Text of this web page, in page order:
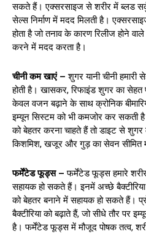
सकते हैं। एक्सरसाइज से शरीर में ब्लड
सेल्स निर्माण में मदद मिलती है।
होता है जो तनाव के कारण रिलीज होने
करने में मदद करता है।
चीनी कम खाएं – शुगर यानी चीनी
होती है। खासकर, रिफाइंड शुगर का सेहत
केवल वजन बढ़ाने के साथ क्रोनिक
इम्यून सिस्टम को भी कमजोर कर सकती
को बेहतर करना चाहते हैं तो डाइट से
किशमिश, खजूर और गुड़ का सेवन सीमित
फर्मेंटेड फूड्स – फर्मेंटेड फूड्स हमारे
सहायक हो सकते हैं। इनमें अच्छे बैक्टीरिया
को बेहतर बनाने में सहायक हो सकते हैं।
बैक्टीरिया को बढ़ाते हैं, जो सीधे तौर पर
है। फर्मेंटेड फूड्स में मौजूद पोषक तत्व,